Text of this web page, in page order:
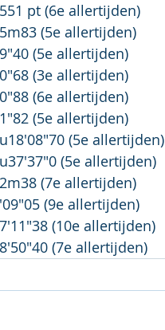
Huybrechts	10-kamp Sch H		5551 pt (6e allertijden)
Bras		Discus Jun H			35m83 (5e allertijden)
Claes	400 Bel H			49"40 (5e allertijden)
Claes	100 A.C. H			10"68 (3e allertijden)
Claes	100 A.C. H			10"88 (6e allertijden)
Claes	200 A.C. H			21"82 (5e allertijden)
De Smet	10000Snelw. A.C. H	1u18'08"70 (5e allertijden)
De Smet	20000Snelw. A.C. H	2u37'37"0 (5e allertijden)
Nuyens	Kogel A.C. H			12m38 (7e allertijden)
Wynants	800 Mas M40			2'09"05 (9e allertijden)
Wils		10000 Mas M50		37'11"38 (10e allertijden)
Leuffelen	10000 Mas M55		38'50"40 (7e allertijden)